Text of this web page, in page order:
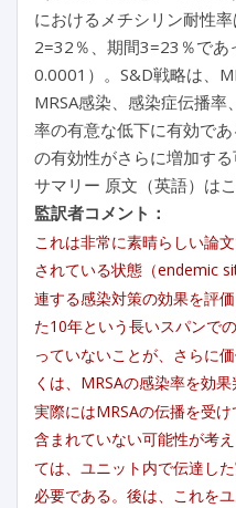
におけるメチシリン耐性
2=32％、期間3=23％であ
0.0001）。S&D戦略は、
MRSA感染、感染症伝播
率の有意な低下に有効で
の有効性がさらに増加する
サマリー 原文（英語）は
監訳者コメント：
これは非常に素晴らしい論
されている状態（endemic
連する感染対策の効果を評
た10年という長いスパンで
っていないことが、さらに
くは、MRSAの感染率を効
実際にはMRSAの伝播を受
含まれていない可能性が考
ては、ユニット内で伝達し
必要である。後は、これを